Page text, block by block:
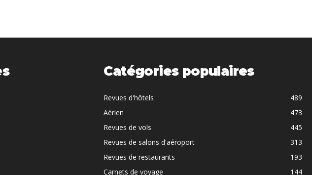
Catégories populaires
Revues d'hôtels
489
Aérien
473
Revues de vols
445
Revues de salons d'aéroport
313
Revues de restaurants
193
Carnets de voyage
144